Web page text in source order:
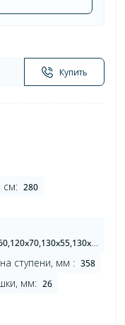
Купить
см: 280
ступени, мм : 358
мм: 26